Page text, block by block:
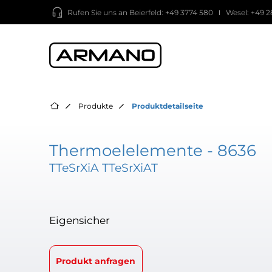
Rufen Sie uns an Beierfeld: +49 3774 580 Wesel: +49
Produkte Produktdetailseite
Thermoelelemente - 8636
TTeSrXiA TTeSrXiAT
Eigensicher
Produkt anfragen